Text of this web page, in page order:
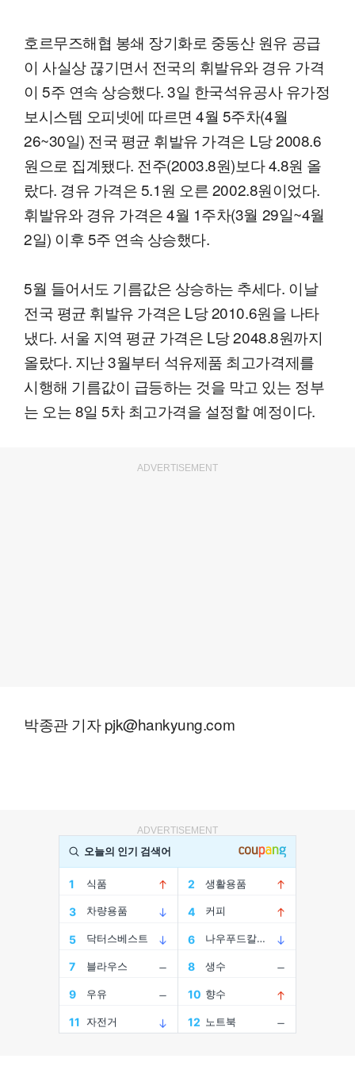
호르무즈해협 봉쇄 장기화로 중동산 원유 공급
이 사실상 끊기면서 전국의 휘발유와 경유 가격
이 5주 연속 상승했다. 3일 한국석유공사 유가정
보시스템 오피넷에 따르면 4월 5주차(4월
26~30일) 전국 평균 휘발유 가격은 L당 2008.6
원으로 집계됐다. 전주(2003.8원)보다 4.8원 올
랐다. 경유 가격은 5.1원 오른 2002.8원이었다.
휘발유와 경유 가격은 4월 1주차(3월 29일~4월
2일) 이후 5주 연속 상승했다.
5월 들어서도 기름값은 상승하는 추세다. 이날
전국 평균 휘발유 가격은 L당 2010.6원을 나타
냈다. 서울 지역 평균 가격은 L당 2048.8원까지
올랐다. 지난 3월부터 석유제품 최고가격제를
시행해 기름값이 급등하는 것을 막고 있는 정부
는 오는 8일 5차 최고가격을 설정할 예정이다.
ADVERTISEMENT
박종관 기자 pjk@hankyung.com
ADVERTISEMENT